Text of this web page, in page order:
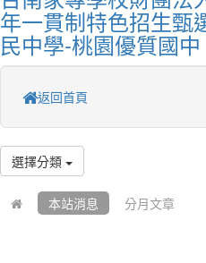
年一貫制特色招生甄
民中學-桃園優質國中
返回首頁
選擇分類
本站消息 分月文章